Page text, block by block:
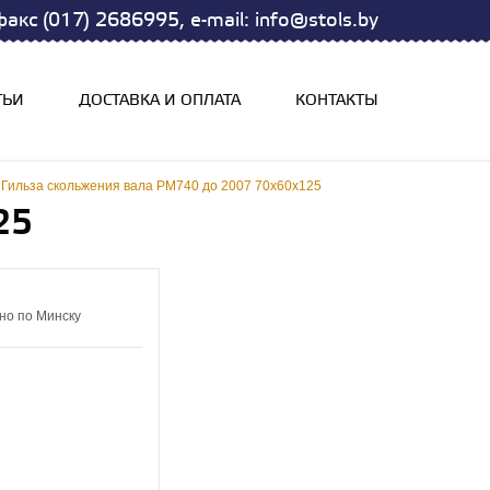
(017) 2686995, e-mail: info@stols.by
ДОСТАВКА И ОПЛАТА КОНТАКТЫ
Гильза скольжения вала РМ740 до 2007 70х60х125
по Минску